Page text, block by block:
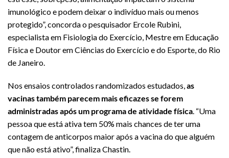
imunológico e podem deixar o indivíduo mais ou menos
protegido”, concorda o pesquisador Ercole Rubini,
especialista em Fisiologia do Exercício, Mestre em Educação
Física e Doutor em Ciências do Exercício e do Esporte, do Rio
de Janeiro.
Nos ensaios controlados randomizados estudados,as
vacinas também parecem mais eficazes se forem
administradas após um programa de atividade física. “Uma
pessoa que está ativa tem 50% mais chances de ter uma
contagem de anticorpos maior após a vacina do que alguém
que não está ativo”, finaliza Chastin.